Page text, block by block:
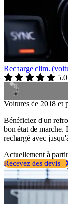
Recharge clim.
5.0
Voitures de 2018 et
Bénéficiez d'un
bon état de marche.
rechargé avec
Actuellement à
Recevez des devis